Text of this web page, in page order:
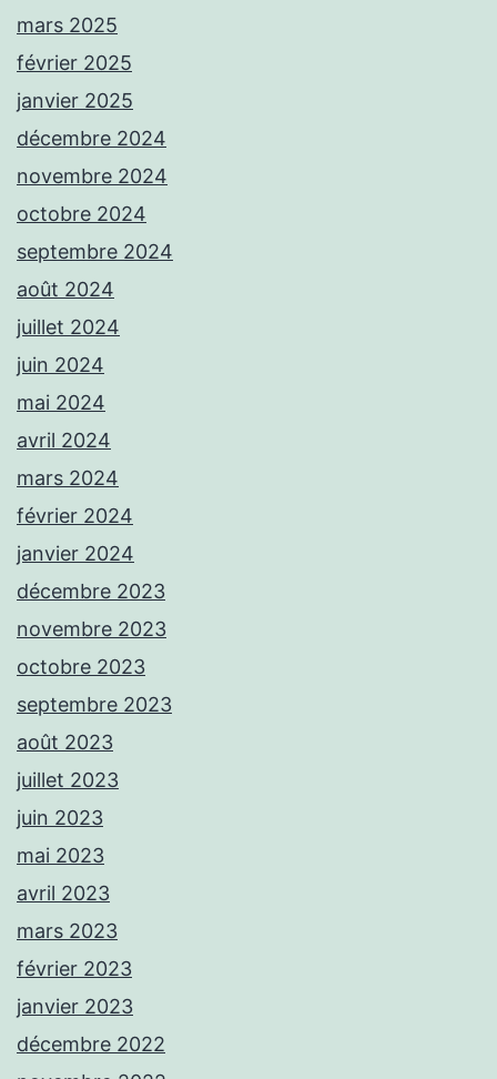
mars 2025
février 2025
janvier 2025
décembre 2024
novembre 2024
octobre 2024
septembre 2024
août 2024
juillet 2024
juin 2024
mai 2024
avril 2024
mars 2024
février 2024
janvier 2024
décembre 2023
novembre 2023
octobre 2023
septembre 2023
août 2023
juillet 2023
juin 2023
mai 2023
avril 2023
mars 2023
février 2023
janvier 2023
décembre 2022